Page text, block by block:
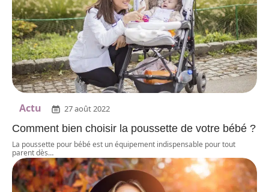
Actu 27 août 2022
Comment bien choisir la poussette de votre bébé ?
La poussette pour bébé est un équipement indispensable pour tout
parent dès…